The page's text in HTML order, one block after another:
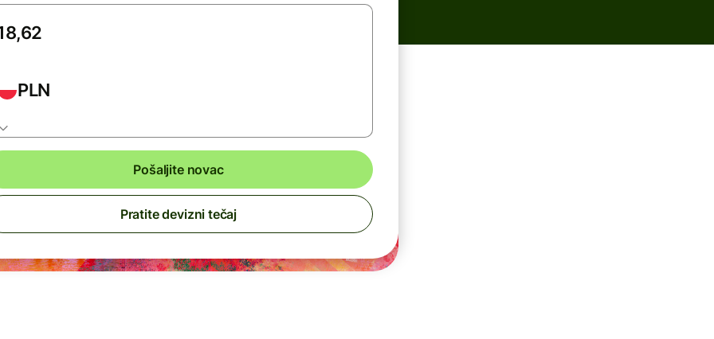
PLN
Pošaljite novac
Pratite devizni tečaj